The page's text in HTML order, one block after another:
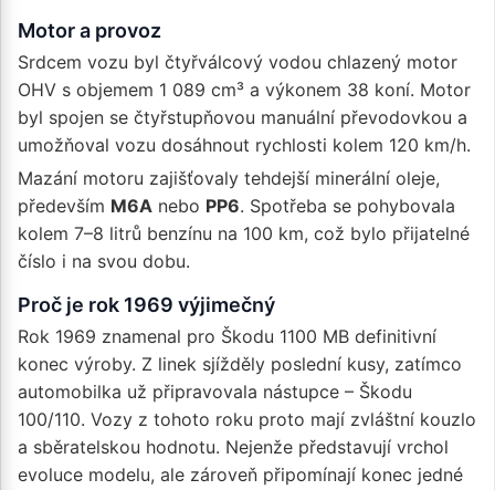
Motor a provoz
Srdcem vozu byl čtyřválcový vodou chlazený motor
OHV s objemem 1 089 cm³ a výkonem 38 koní. Motor
byl spojen se čtyřstupňovou manuální převodovkou a
umožňoval vozu dosáhnout rychlosti kolem 120 km/h.
Mazání motoru zajišťovaly tehdejší minerální oleje,
především M6A nebo PP6. Spotřeba se pohybovala
kolem 7–8 litrů benzínu na 100 km, což bylo přijatelné
číslo i na svou dobu.
Proč je rok 1969 výjimečný
Rok 1969 znamenal pro Škodu 1100 MB definitivní
konec výroby. Z linek sjížděly poslední kusy, zatímco
automobilka už připravovala nástupce – Škodu
100/110. Vozy z tohoto roku proto mají zvláštní kouzlo
a sběratelskou hodnotu. Nejenže představují vrchol
evoluce modelu, ale zároveň připomínají konec jedné